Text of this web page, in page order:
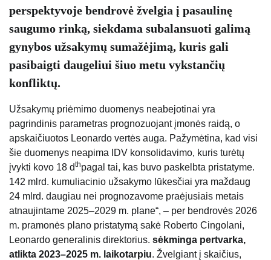
perspektyvoje bendrovė žvelgia į pasaulinę
saugumo rinką, siekdama subalansuoti galimą
gynybos užsakymų sumažėjimą, kuris gali
pasibaigti daugeliui šiuo metu vykstančių
konfliktų.
Užsakymų priėmimo duomenys neabejotinai yra
pagrindinis parametras prognozuojant įmonės raidą, o
apskaičiuotos Leonardo vertės auga. Pažymėtina, kad visi
šie duomenys neapima IDV konsolidavimo, kuris turėtų
įvykti kovo 18 dthpagal tai, kas buvo paskelbta pristatyme.
142 mlrd. kumuliacinio užsakymo lūkesčiai yra maždaug
24 mlrd. daugiau nei prognozavome praėjusiais metais
atnaujintame 2025–2029 m. plane“, – per bendrovės 2026
m. pramonės plano pristatymą sakė Roberto Cingolani,
Leonardo generalinis direktorius. sėkminga pertvarka,
atlikta 2023–2025 m. laikotarpiu. Žvelgiant į skaičius,